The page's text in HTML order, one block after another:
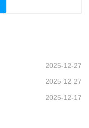
2025-12-27
2025-12-27
2025-12-17